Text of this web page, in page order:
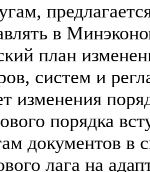
в
план
систем и
изменения
порядка
документов в
лага на